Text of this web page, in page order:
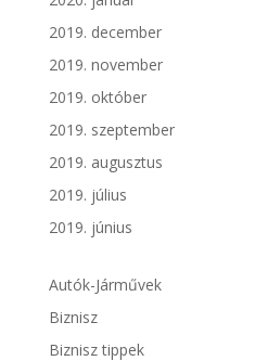
2019. december
2019. november
2019. október
2019. szeptember
2019. augusztus
2019. július
2019. június
Autók-Járművek
Biznisz
Biznisz tippek